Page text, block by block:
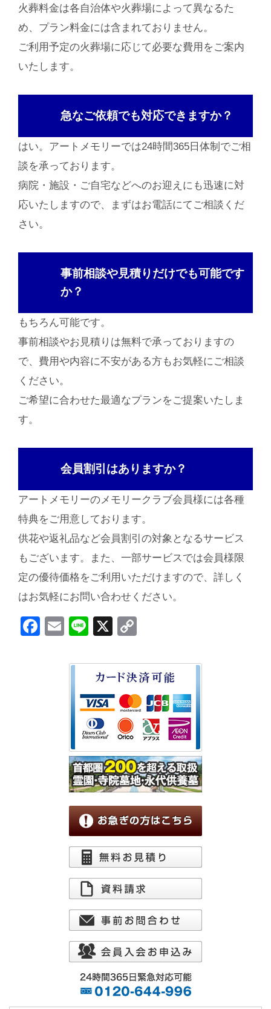
火葬料金は各自治体や火葬場によって異なるた
め、プラン料金には含まれておりません。
ご利用予定の火葬場に応じて必要な費用をご案内
いたします。
急なご依頼でも対応できますか？
はい。アートメモリーでは24時間365日体制でご相
談を承っております。
病院・施設・ご自宅などへのお迎えにも迅速に対
応いたしますので、まずはお電話にてご相談くだ
さい。
事前相談や見積りだけでも可能です
か？
もちろん可能です。
事前相談やお見積りは無料で承っておりますの
で、費用や内容に不安がある方もお気軽にご相談
ください。
ご希望に合わせた最適なプランをご提案いたしま
す。
会員割引はありますか？
アートメモリーのメモリークラブ会員様には各種
特典をご用意しております。
供花や返礼品など会員割引の対象となるサービス
もございます。また、一部サービスでは会員様限
定の優待価格をご利用いただけますので、詳しく
はお気軽にお問い合わせください。
Facebook
EmailLine
X